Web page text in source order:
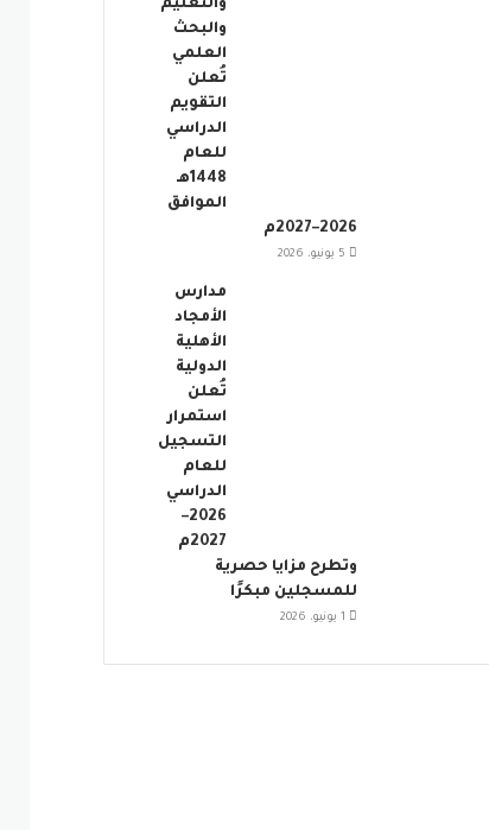
والتعليم
والبحث
العلمي
تُعلن
التقويم
الدراسي
للعام
1448هـ
الموافق
2026–2027م
5 يونيو، 2026
مدارس
الأمجاد
الأهلية
الدولية
تُعلن
استمرار
التسجيل
للعام
الدراسي
2026–
2027م
وتطرح مزايا حصرية
للمسجلين مبكرًا
1 يونيو، 2026